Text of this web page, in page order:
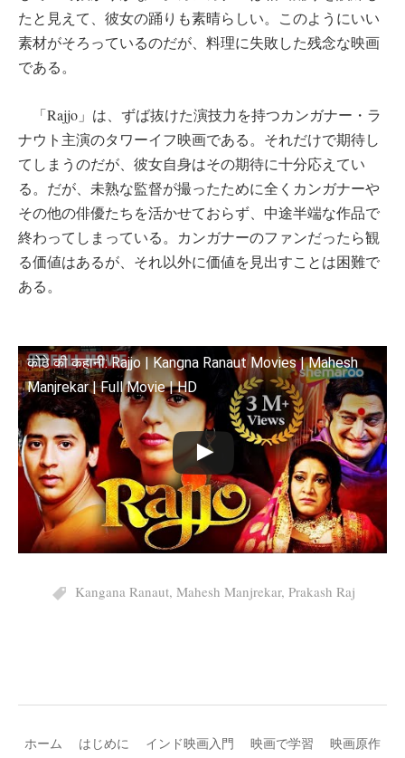
たと見えて、彼女の踊りも素晴らしい。このようにいい
素材がそろっているのだが、料理に失敗した残念な映画
である。
「Rajjo」は、ずば抜けた演技力を持つカンガナー・ラ
ナウト主演のタワーイフ映画である。それだけで期待し
てしまうのだが、彼女自身はその期待に十分応えてい
る。だが、未熟な監督が撮ったために全くカンガナーや
その他の俳優たちを活かせておらず、中途半端な作品で
終わってしまっている。カンガナーのファンだったら観
る価値はあるが、それ以外に価値を見出すことは困難で
ある。
कोठे की कहानी: Rajjo | Kangna Ranaut Movies | Mahesh
Manjrekar | Full Movie | HD
Kangana Ranaut, Mahesh Manjrekar, Prakash Raj
ホーム はじめに インド映画入門 映画で学習 映画原作